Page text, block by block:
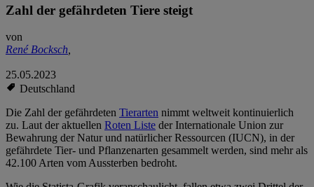
Zahl der gefährdeten Tiere steigt
von
René Bocksch,
25.05.2023
Deutschland
Die Zahl der gefährdeten Tierarten nimmt weltweit kontinuierlich
zu. Laut der aktuellen Roten Liste der Internationale Union zur
Bewahrung der Natur und natürlicher Ressourcen (IUCN), in der
gefährdete Tier- und Pflanzenarten gesammelt werden, sind mehr als
42.100 Arten vom Aussterben bedroht.